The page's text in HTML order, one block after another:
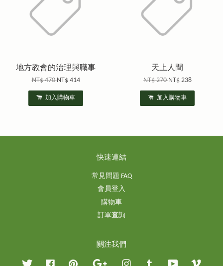
地方教會的治理與職事
NT$ 470NT$ 414
加入購物車
天上人間
NT$ 270NT$ 238
加入購物車
快速連結
常見問題 FAQ
會員登入
購物車
訂單查詢
關注我們
Twitter Facebook Pinterest Google InstagramTumblr YouTube